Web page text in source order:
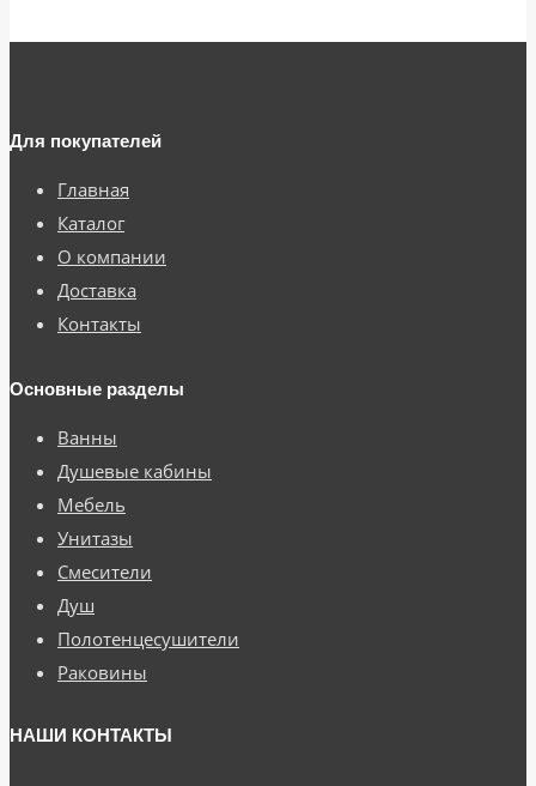
Для покупателей
Главная
Каталог
О компании
Доставка
Контакты
Основные разделы
Ванны
Душевые кабины
Мебель
Унитазы
Смесители
Душ
Полотенцесушители
Раковины
НАШИ КОНТАКТЫ